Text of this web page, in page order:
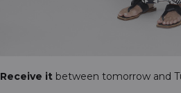
Receive it between tomorrow and